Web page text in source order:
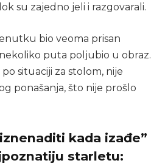
su zajedno jeli i razgovarali.
bio veoma prisan
puta poljubio u obraz.
po situaciji za stolom, nije
ponašanja, što nije prošlo
kada izađe”
starletu: